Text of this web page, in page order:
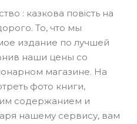
: казкова повість на
То, что мы
издание по лучшей
наши цены со
магазине. На
фото книги,
содержанием и
нашему сервису, вам